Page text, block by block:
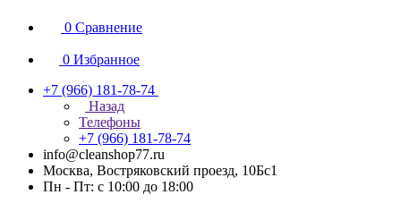
0 Сравнение
0 Избранное
+7 (966) 181-78-74
Назад
Телефоны
+7 (966) 181-78-74
info@cleanshop77.ru
Москва, Востряковский проезд, 10Бс1
Пн - Пт: с 10:00 до 18:00